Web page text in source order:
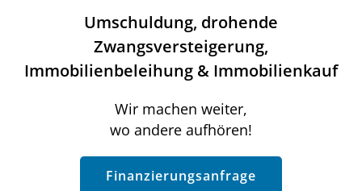
Umschuldung, drohende
Zwangsversteigerung,
Immobilienbeleihung & Immobilienkauf
Wir machen weiter,
wo andere aufhören!
Finanzierungsanfrage